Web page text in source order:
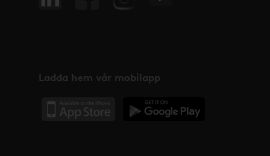
Ladda hem vår mobilapp